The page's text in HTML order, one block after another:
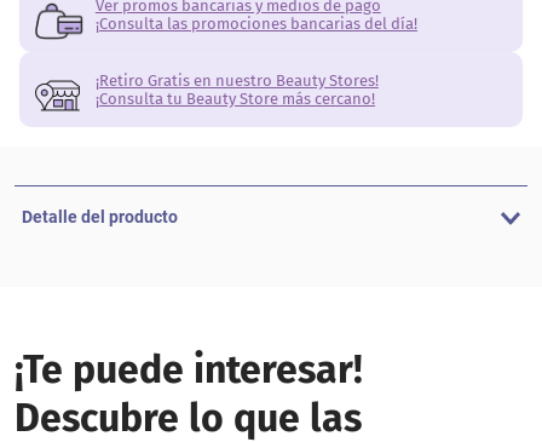
Ver promos bancarias y medios de pago
¡Consulta las promociones bancarias del día!
¡Retiro Gratis en nuestro Beauty Stores!
¡Consulta tu Beauty Store más cercano!
Detalle del producto
¡Te puede interesar!
Descubre lo que las